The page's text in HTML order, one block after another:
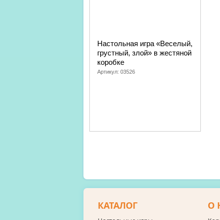
Настольная игра «Веселый,
грустный, злой» в жестяной
коробке
Артикул: 03526
КАТАЛОГ О